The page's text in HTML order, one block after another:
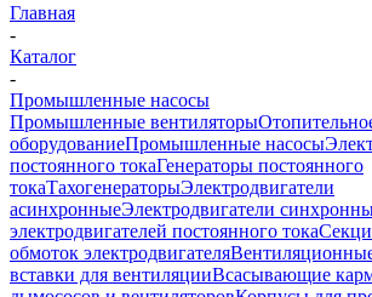
Главная
-
Каталог
-
Промышленные насосы
Промышленные вентиляторы
оборудованиеПромышленные насосы
постоянного токаГенераторы постоянного
токаТахогенераторыЭлектродвигатели
асинхронныеЭлектродвигатели
электродвигателей постоянного тока
обмоток электродвигателя
вставки для вентиляцииВсасывающие